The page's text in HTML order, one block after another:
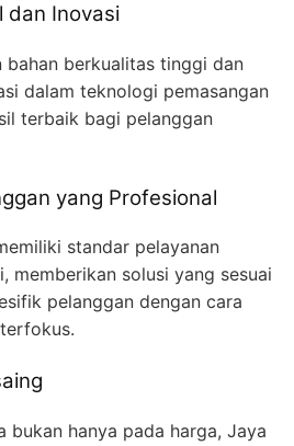
dan Inovasi
bahan berkualitas tinggi dan
dalam teknologi pemasangan
terbaik bagi pelanggan
yang Profesional
standar pelayanan
memberikan solusi yang sesuai
pelanggan dengan cara
bukan hanya pada harga, Jaya